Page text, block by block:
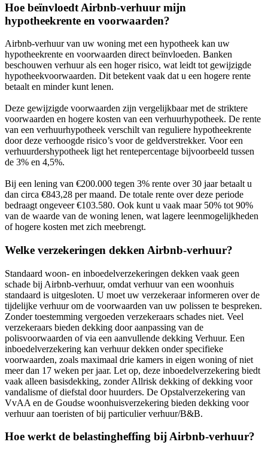
Hoe beïnvloedt Airbnb-verhuur mijn
hypotheekrente en voorwaarden?
Airbnb-verhuur van uw woning met een hypotheek kan uw
hypotheekrente en voorwaarden direct beïnvloeden. Banken
beschouwen verhuur als een hoger risico, wat leidt tot gewijzigde
hypotheekvoorwaarden. Dit betekent vaak dat u een hogere rente
betaalt en minder kunt lenen.
Deze gewijzigde voorwaarden zijn vergelijkbaar met de striktere
voorwaarden en hogere kosten van een verhuurhypotheek. De rente
van een verhuurhypotheek verschilt van reguliere hypotheekrente
door deze verhoogde risico’s voor de geldverstrekker. Voor een
verhuurdershypotheek ligt het rentepercentage bijvoorbeeld tussen
de 3% en 4,5%.
Bij een lening van €200.000 tegen 3% rente over 30 jaar betaalt u
dan circa €843,28 per maand. De totale rente over deze periode
bedraagt ongeveer €103.580. Ook kunt u vaak maar 50% tot 90%
van de waarde van de woning lenen, wat lagere leenmogelijkheden
of hogere kosten met zich meebrengt.
Welke verzekeringen dekken Airbnb-verhuur?
Standaard woon- en inboedelverzekeringen dekken vaak geen
schade bij Airbnb-verhuur, omdat verhuur van een woonhuis
standaard is uitgesloten. U moet uw verzekeraar informeren over de
tijdelijke verhuur om de voorwaarden van uw polissen te bespreken.
Zonder toestemming vergoeden verzekeraars schades niet. Veel
verzekeraars bieden dekking door aanpassing van de
polisvoorwaarden of via een aanvullende dekking Verhuur. Een
inboedelverzekering kan verhuur dekken onder specifieke
voorwaarden, zoals maximaal drie kamers in eigen woning of niet
meer dan 17 weken per jaar. Let op, deze inboedelverzekering biedt
vaak alleen basisdekking, zonder Allrisk dekking of dekking voor
vandalisme of diefstal door huurders. De Opstalverzekering van
VvAA en de Goudse woonhuisverzekering bieden dekking voor
verhuur aan toeristen of bij particulier verhuur/B&B.
Hoe werkt de belastingheffing bij Airbnb-verhuur?